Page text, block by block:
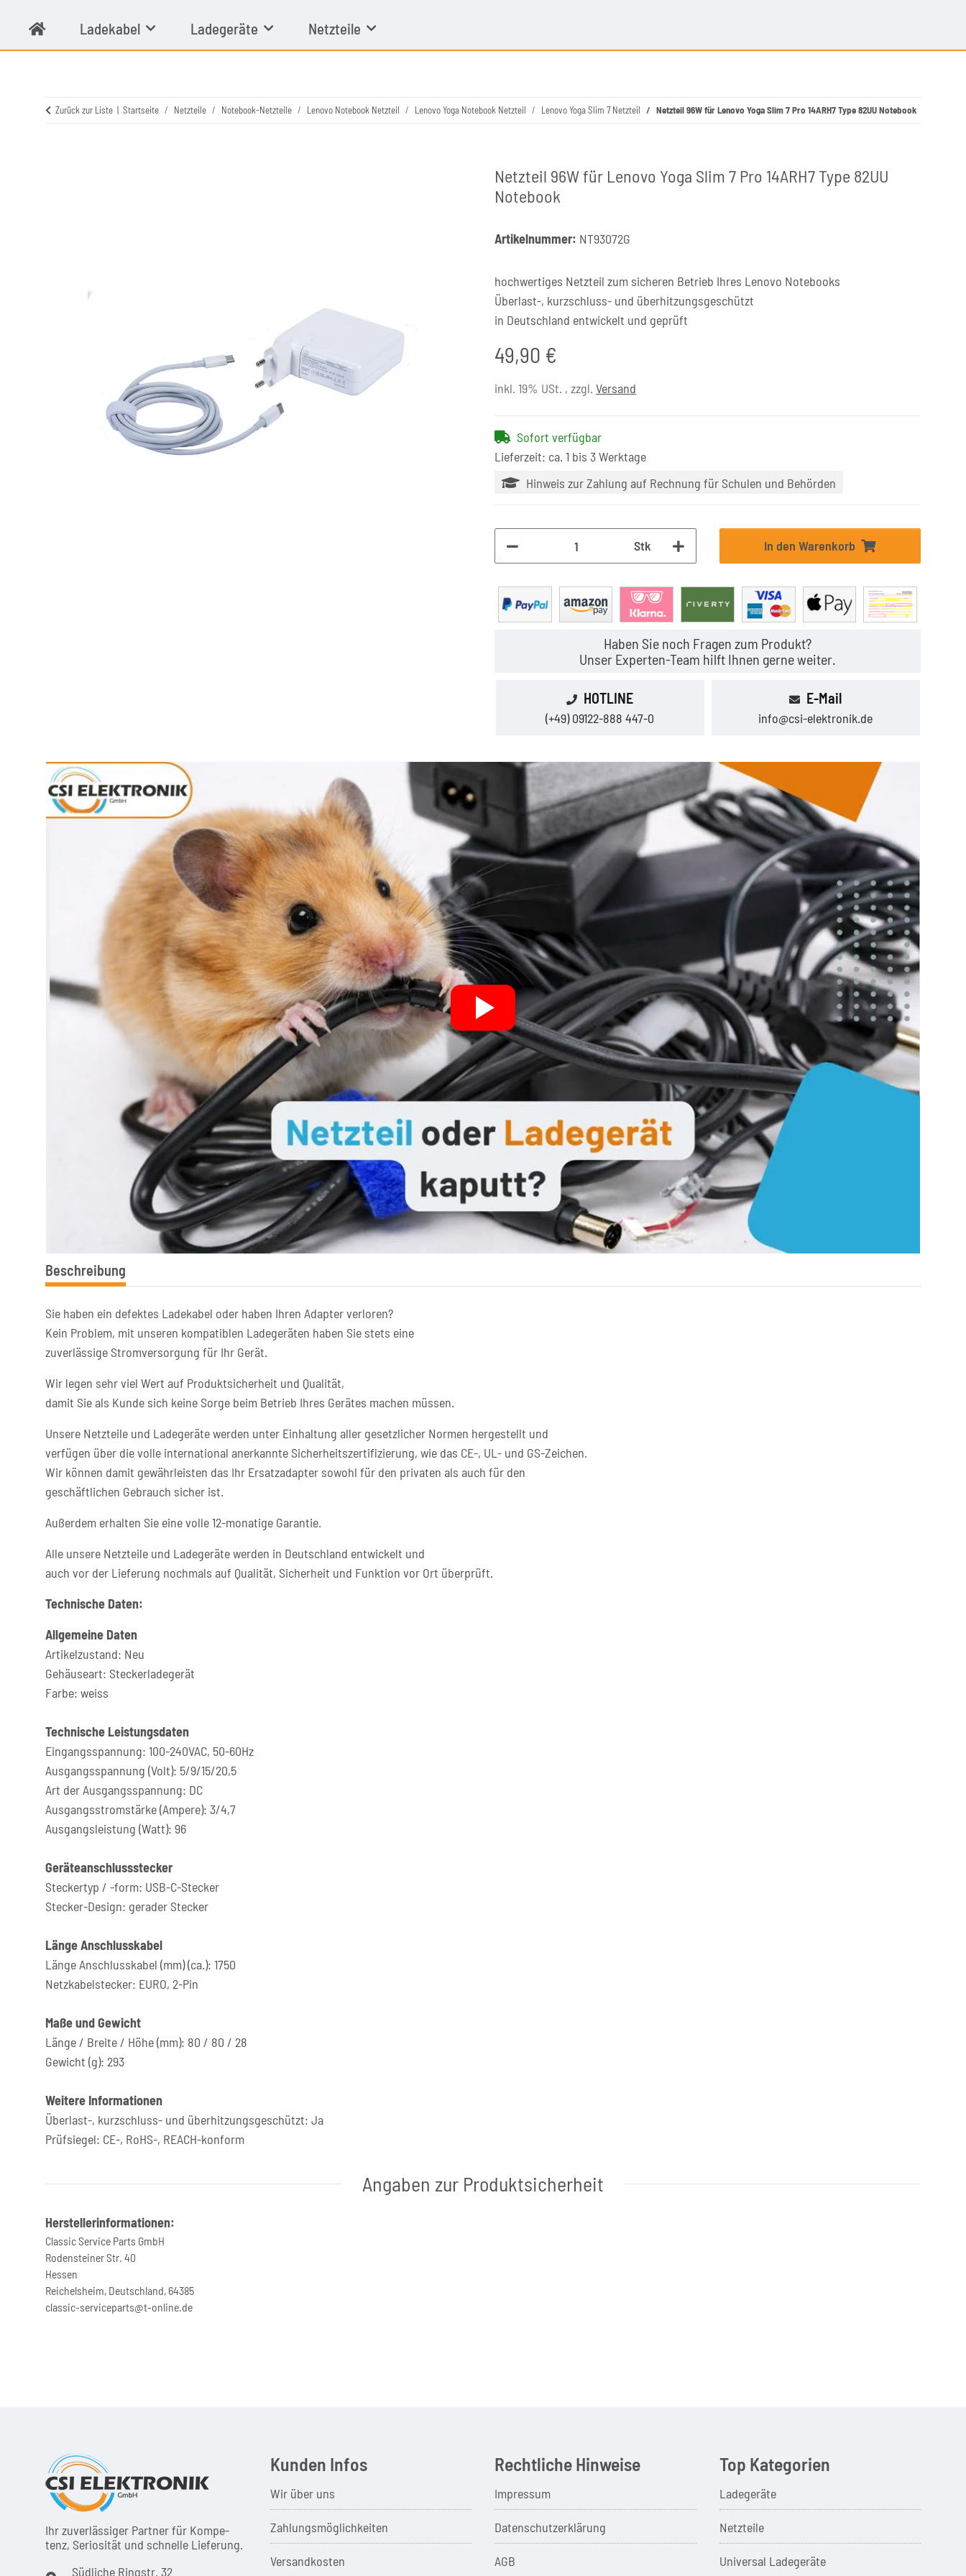
Ladekabel Ladegeräte Netzteile
Zurück zur Liste Startseite Netzteile Notebook-Netzteile Lenovo Notebook Netzteil Lenovo Yoga Notebook Netzteil Lenovo Yoga Slim 7 Netzteil Netzteil 96W für Lenovo Yoga Slim 7 Pro 14ARH7 Type 82UU Notebook
Netzteil 96W für Lenovo Yoga Slim 7 Pro 14ARH7 Type 82UU
Notebook
Artikelnummer: NT93072G
hochwertiges Netzteil zum sicheren Betrieb Ihres Lenovo Notebooks
Überlast-, kurzschluss- und überhitzungsgeschützt
in Deutschland entwickelt und geprüft
49,90 €
inkl. 19% USt. , zzgl. Versand
Sofort verfügbar
Lieferzeit: ca. 1 bis 3 Werktage
Hinweis zur Zahlung auf Rechnung für Schulen und Behörden
Stk In den Warenkorb
Haben Sie noch Fragen zum Produkt?
Unser Experten-Team hilft Ihnen gerne weiter.
HOTLINE
(+49) 09122-888 447-0
E-Mail
info@csi-elektronik.de
Beschreibung
Sie haben ein defektes Ladekabel oder haben Ihren Adapter verloren?
Kein Problem, mit unseren kompatiblen Ladegeräten haben Sie stets eine
zuverlässige Stromversorgung für Ihr Gerät.
Wir legen sehr viel Wert auf Produktsicherheit und Qualität,
damit Sie als Kunde sich keine Sorge beim Betrieb Ihres Gerätes machen müssen.
Unsere Netzteile und Ladegeräte werden unter Einhaltung aller gesetzlicher Normen hergestellt und
verfügen über die volle international anerkannte Sicherheitszertifizierung, wie das CE-, UL- und GS-Zeichen.
Wir können damit gewährleisten das Ihr Ersatzadapter sowohl für den privaten als auch für den
geschäftlichen Gebrauch sicher ist.
Außerdem erhalten Sie eine volle 12-monatige Garantie.
Alle unsere Netzteile und Ladegeräte werden in Deutschland entwickelt und
auch vor der Lieferung nochmals auf Qualität, Sicherheit und Funktion vor Ort überprüft.
Technische Daten:
Allgemeine Daten
Artikelzustand: Neu
Gehäuseart: Steckerladegerät
Farbe: weiss
Technische Leistungsdaten
Eingangsspannung: 100-240VAC, 50-60Hz
Ausgangsspannung (Volt): 5/9/15/20,5
Art der Ausgangsspannung: DC
Ausgangsstromstärke (Ampere): 3/4,7
Ausgangsleistung (Watt): 96
Geräteanschlussstecker
Steckertyp / -form: USB-C-Stecker
Stecker-Design: gerader Stecker
Länge Anschlusskabel
Länge Anschlusskabel (mm) (ca.): 1750
Netzkabelstecker: EURO, 2-Pin
Maße und Gewicht
Länge / Breite / Höhe (mm): 80 / 80 / 28
Gewicht (g): 293
Weitere Informationen
Überlast-, kurzschluss- und überhitzungsgeschützt: Ja
Prüfsiegel: CE-, RoHS-, REACH-konform
Angaben zur Produktsicherheit
Herstellerinformationen:
Classic Service Parts GmbH
Rodensteiner Str. 40
Hessen
Reichelsheim, Deutschland, 64385
classic-serviceparts@t-online.de
Ihr zuver­läs­siger Partner für Kom­pe­
tenz, Seri­osi­tät und schnel­le Lie­ferung.
Südliche Ringstr. 32
Kunden Infos
Wir über uns
Zahlungsmöglichkeiten
Versandkosten
Rechtliche Hinweise
Impressum
Datenschutzerklärung
AGB
Top Kategorien
Ladegeräte
Netzteile
Universal Ladegeräte